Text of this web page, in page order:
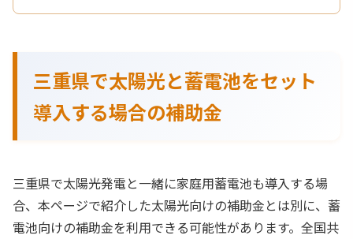
三重県で太陽光と蓄電池をセット
導入する場合の補助金
三重県で太陽光発電と一緒に家庭用蓄電池も導入する場
合、本ページで紹介した太陽光向けの補助金とは別に、蓄
電池向けの補助金を利用できる可能性があります。全国共